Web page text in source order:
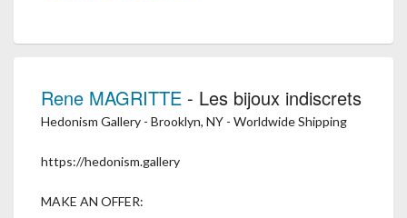
Rene MAGRITTE - Les bijoux indiscrets
Hedonism Gallery - Brooklyn, NY - Worldwide Shipping
https://hedonism.gallery
MAKE AN OFFER: